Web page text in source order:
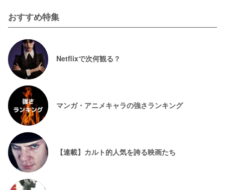
おすすめ特集
Netflixで次何観る？
マンガ・アニメキャラの強さランキング
【連載】カルト的人気を誇る映画たち